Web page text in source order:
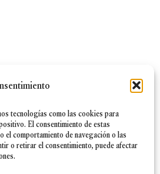
tecnologías como las cookies para
El consentimiento de estas
comportamiento de navegación o las
o retirar el consentimiento, puede afectar
de la información